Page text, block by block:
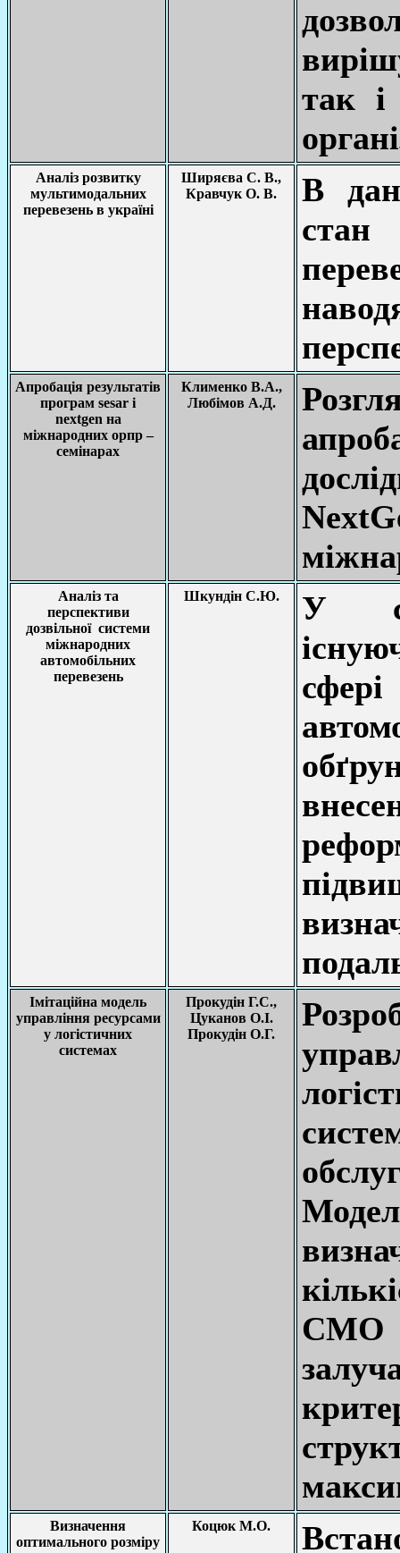
так і
Аналіз розвитку
мультимодальних
перевезень в україні
Ширяєва С. В.,
Кравчук О. В.
В
Апробація результатів
програм sesar і
nextgen на
міжнародних орпр –
семінарах
Клименко В.А.,
Любімов А.Д.
Аналіз та
перспективи
дозвільної системи
міжнародних
автомобільних
перевезень
Шкундін С.Ю.
У
Імітаційна модель
управління ресурсами
у логістичних
системах
Прокудін Г.С.,
Цуканов О.І.
Прокудін О.Г.
СМО
Визначення
оптимального розміру
Коцюк М.О.